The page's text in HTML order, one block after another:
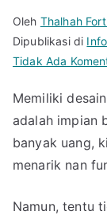
Oleh Thalhah
Dipublikasi di
Tidak Ada
Memiliki
adalah impian
banyak uang,
menarik nan
Namun, tentu